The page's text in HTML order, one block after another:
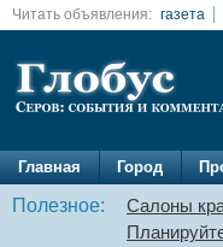
Читать объявления: газета
Главная Город
Полезное: Салоны